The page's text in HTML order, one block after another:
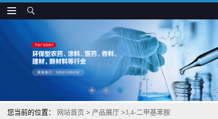
您当前的位置： 网站首页 > 产品展厅 >3,4-二甲基苯胺